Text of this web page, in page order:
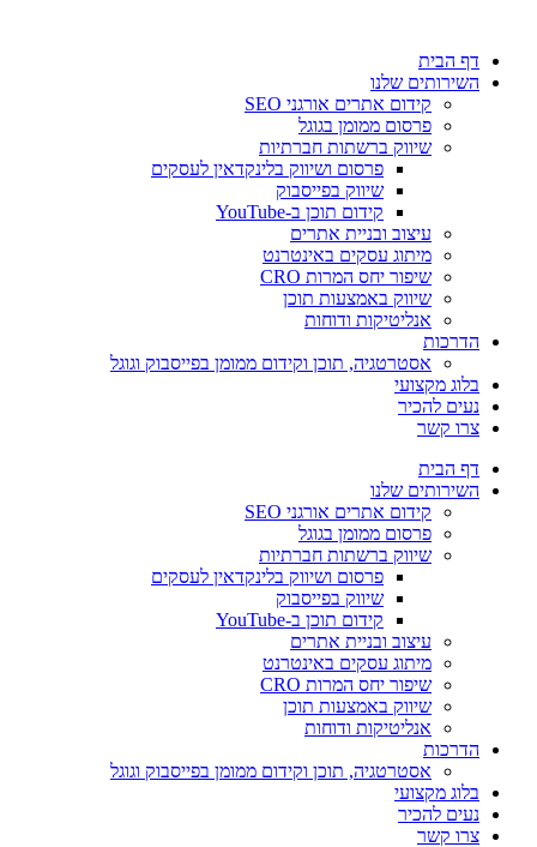
דף הבית
השירותים שלנו
קידום אתרים אורגני SEO
פרסום ממומן בגוגל
שיווק ברשתות חברתיות
פרסום ושיווק בלינקדאין לעסקים
שיווק בפייסבוק
קידום תוכן ב-YouTube
עיצוב ובניית אתרים
מיתוג עסקים באינטרנט
שיפור יחס המרות CRO
שיווק באמצעות תוכן
אנליטיקות ודוחות
הדרכות
אסטרטגיה, תוכן וקידום ממומן בפייסבוק וגוגל
בלוג מקצועי
נעים להכיר
צרו קשר
דף הבית
השירותים שלנו
קידום אתרים אורגני SEO
פרסום ממומן בגוגל
שיווק ברשתות חברתיות
פרסום ושיווק בלינקדאין לעסקים
שיווק בפייסבוק
קידום תוכן ב-YouTube
עיצוב ובניית אתרים
מיתוג עסקים באינטרנט
שיפור יחס המרות CRO
שיווק באמצעות תוכן
אנליטיקות ודוחות
הדרכות
אסטרטגיה, תוכן וקידום ממומן בפייסבוק וגוגל
בלוג מקצועי
נעים להכיר
צרו קשר